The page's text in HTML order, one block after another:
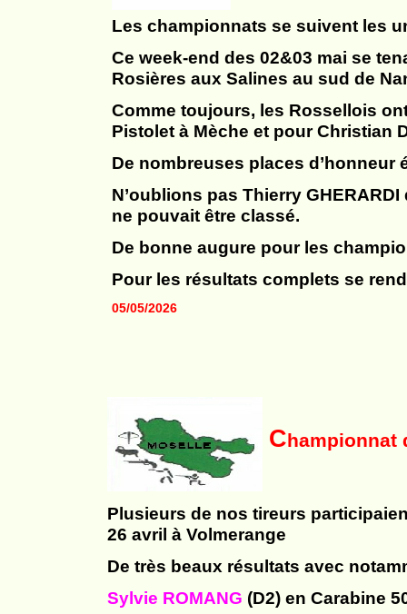
Plusieurs de nos tireurs
26 avril à Volmerange
De très beaux résultats avec
Sylvie ROMANG (D2) en Carabine
Championnat
Les championnats se suivent les
Ce week-end des 02&03 mai se
Rosières aux Salines au sud de
Comme toujours, les Rossellois
Pistolet à Mèche et pour Christian
De nombreuses places d’honneur
N’oublions pas Thierry
ne pouvait être classé.
De bonne augure pour les
Pour les résultats complets se
05/05/2026